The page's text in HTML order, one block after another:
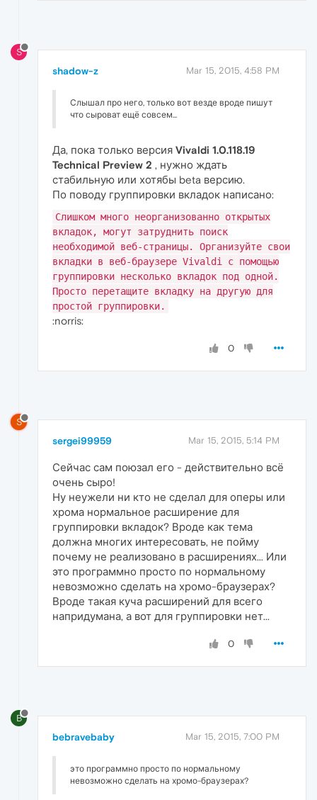
S
shadow-z Mar 15, 2015, 4:58 PM
Слышал про него, только вот везде вроде пишут
что сыроват ещё совсем...
Да, пока только версия Vivaldi 1.0.118.19
Technical Preview 2 , нужно ждать
стабильную или хотябы beta версию.
По поводу группировки вкладок написано:
Слишком много неорганизованно открытых
вкладок, могут затруднить поиск
необходимой веб-страницы. Организуйте свои
вкладки в веб-браузере Vivaldi с помощью
группировки несколько вкладок под одной.
Просто перетащите вкладку на другую для
простой группировки.
:norris:
0
S
sergei99959 Mar 15, 2015, 5:14 PM
Сейчас сам поюзал его - действительно всё
очень сыро!
Ну неужели ни кто не сделал для оперы или
хрома нормальное расширение для
группировки вкладок? Вроде как тема
должна многих интересовать, не пойму
почему не реализовано в расширениях... Или
это программно просто по нормальному
невозможно сделать на хромо-браузерах?
Вроде такая куча расширений для всего
напридумана, а вот для группировки нет...
0
B
bebravebaby Mar 15, 2015, 7:00 PM
это программно просто по нормальному
невозможно сделать на хромо-браузерах?